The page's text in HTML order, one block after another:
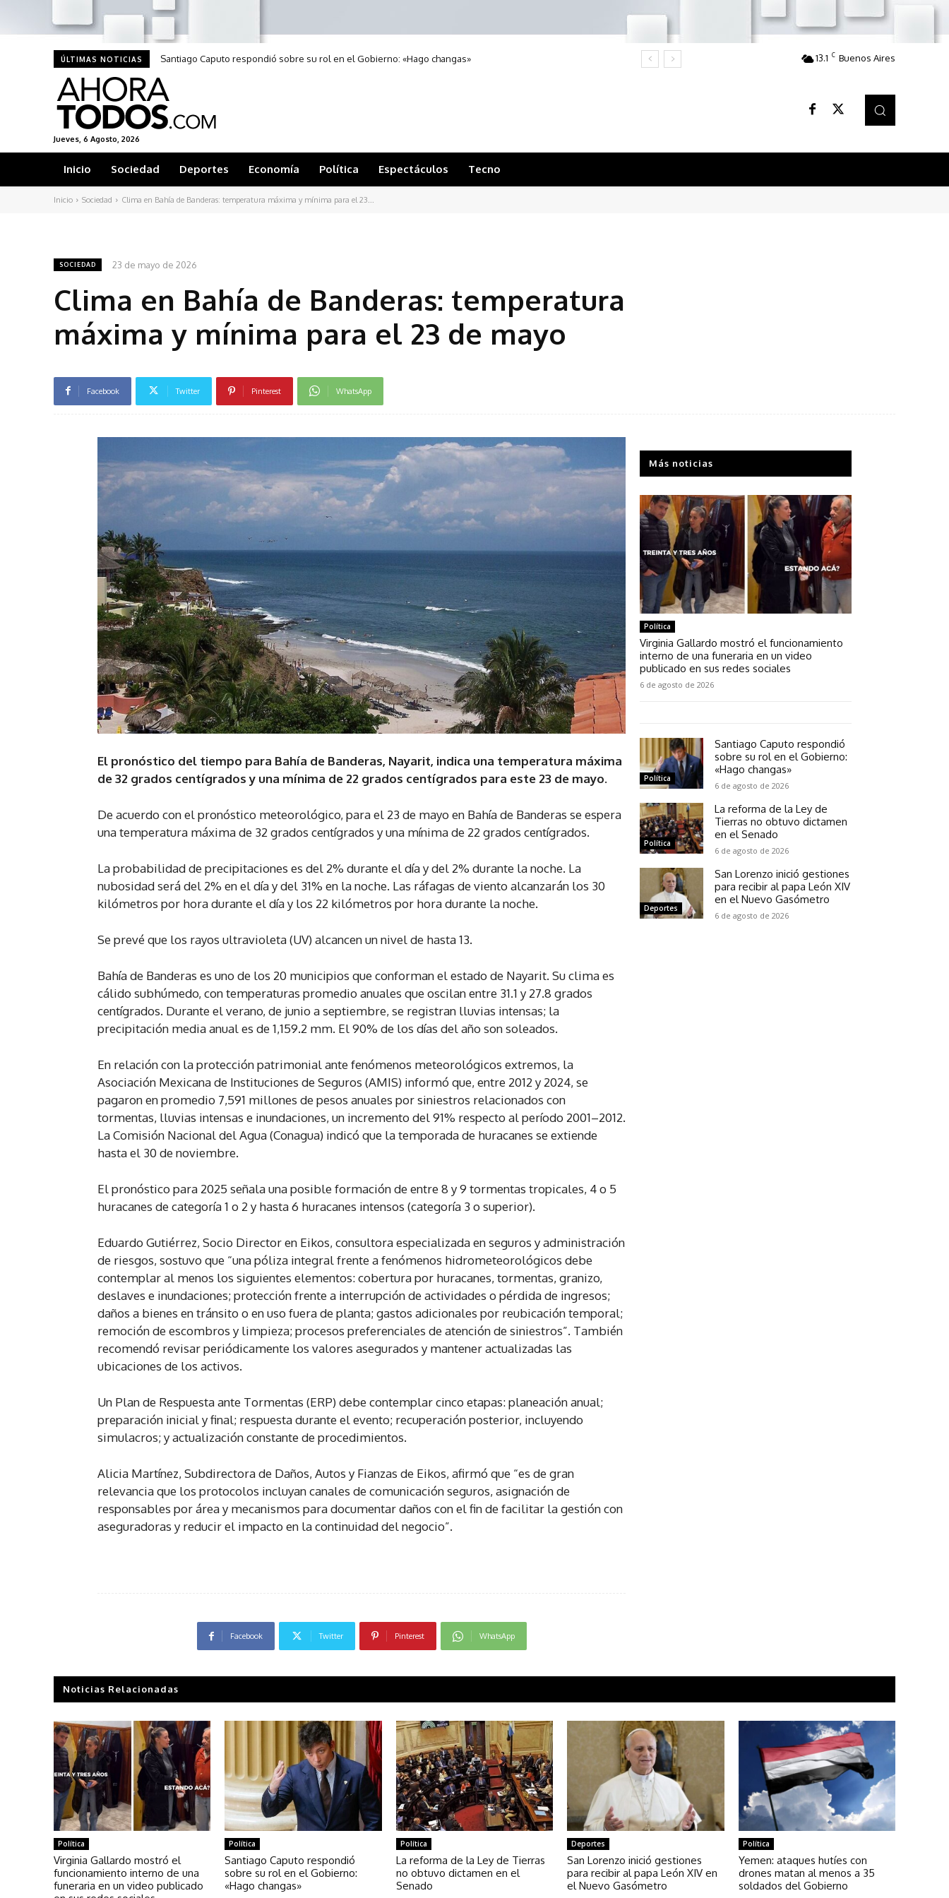
ÚLTIMAS NOTICIAS Santiago Caputo respondió sobre su rol en el Gobierno: «Hago changas» 13.1 C Buenos Aires
Jueves, 6 Agosto, 2026
Inicio Sociedad Deportes Economía Política Espectáculos Tecno
Inicio Sociedad Clima en Bahía de Banderas: temperatura máxima y mínima para el 23...
SOCIEDAD 23 de mayo de 2026
Clima en Bahía de Banderas: temperatura
máxima y mínima para el 23 de mayo
Facebook Twitter Pinterest WhatsApp
El pronóstico del tiempo para Bahía de Banderas, Nayarit, indica una temperatura máxima
de 32 grados centígrados y una mínima de 22 grados centígrados para este 23 de mayo.
De acuerdo con el pronóstico meteorológico, para el 23 de mayo en Bahía de Banderas se espera
una temperatura máxima de 32 grados centígrados y una mínima de 22 grados centígrados.
La probabilidad de precipitaciones es del 2% durante el día y del 2% durante la noche. La
nubosidad será del 2% en el día y del 31% en la noche. Las ráfagas de viento alcanzarán los 30
kilómetros por hora durante el día y los 22 kilómetros por hora durante la noche.
Se prevé que los rayos ultravioleta (UV) alcancen un nivel de hasta 13.
Bahía de Banderas es uno de los 20 municipios que conforman el estado de Nayarit. Su clima es
cálido subhúmedo, con temperaturas promedio anuales que oscilan entre 31.1 y 27.8 grados
centígrados. Durante el verano, de junio a septiembre, se registran lluvias intensas; la
precipitación media anual es de 1,159.2 mm. El 90% de los días del año son soleados.
En relación con la protección patrimonial ante fenómenos meteorológicos extremos, la
Asociación Mexicana de Instituciones de Seguros (AMIS) informó que, entre 2012 y 2024, se
pagaron en promedio 7,591 millones de pesos anuales por siniestros relacionados con
tormentas, lluvias intensas e inundaciones, un incremento del 91% respecto al período 2001–2012.
La Comisión Nacional del Agua (Conagua) indicó que la temporada de huracanes se extiende
hasta el 30 de noviembre.
El pronóstico para 2025 señala una posible formación de entre 8 y 9 tormentas tropicales, 4 o 5
huracanes de categoría 1 o 2 y hasta 6 huracanes intensos (categoría 3 o superior).
Eduardo Gutiérrez, Socio Director en Eikos, consultora especializada en seguros y administración
de riesgos, sostuvo que “una póliza integral frente a fenómenos hidrometeorológicos debe
contemplar al menos los siguientes elementos: cobertura por huracanes, tormentas, granizo,
deslaves e inundaciones; protección frente a interrupción de actividades o pérdida de ingresos;
daños a bienes en tránsito o en uso fuera de planta; gastos adicionales por reubicación temporal;
remoción de escombros y limpieza; procesos preferenciales de atención de siniestros”. También
recomendó revisar periódicamente los valores asegurados y mantener actualizadas las
ubicaciones de los activos.
Un Plan de Respuesta ante Tormentas (ERP) debe contemplar cinco etapas: planeación anual;
preparación inicial y final; respuesta durante el evento; recuperación posterior, incluyendo
simulacros; y actualización constante de procedimientos.
Alicia Martínez, Subdirectora de Daños, Autos y Fianzas de Eikos, afirmó que “es de gran
relevancia que los protocolos incluyan canales de comunicación seguros, asignación de
responsables por área y mecanismos para documentar daños con el fin de facilitar la gestión con
aseguradoras y reducir el impacto en la continuidad del negocio”.
Facebook Twitter Pinterest WhatsApp
Más noticias
Política
Virginia Gallardo mostró el funcionamiento
interno de una funeraria en un video
publicado en sus redes sociales
6 de agosto de 2026
Política
Santiago Caputo respondió
sobre su rol en el Gobierno:
«Hago changas»
6 de agosto de 2026
Política
La reforma de la Ley de
Tierras no obtuvo dictamen
en el Senado
6 de agosto de 2026
Deportes
San Lorenzo inició gestiones
para recibir al papa León XIV
en el Nuevo Gasómetro
6 de agosto de 2026
Noticias Relacionadas
Política
Virginia Gallardo mostró el
funcionamiento interno de una
funeraria en un video publicado
Política
Santiago Caputo respondió
sobre su rol en el Gobierno:
«Hago changas»
Política
La reforma de la Ley de Tierras
no obtuvo dictamen en el
Senado
Deportes
San Lorenzo inició gestiones
para recibir al papa León XIV en
el Nuevo Gasómetro
Política
Yemen: ataques hutíes con
drones matan al menos a 35
soldados del Gobierno